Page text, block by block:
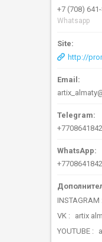
+7 (708)
Whatsapp
http://
INSTAGRAM
VK
artix
YOUTUBE